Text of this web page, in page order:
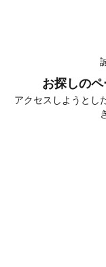
お探しの
アクセスしようとし